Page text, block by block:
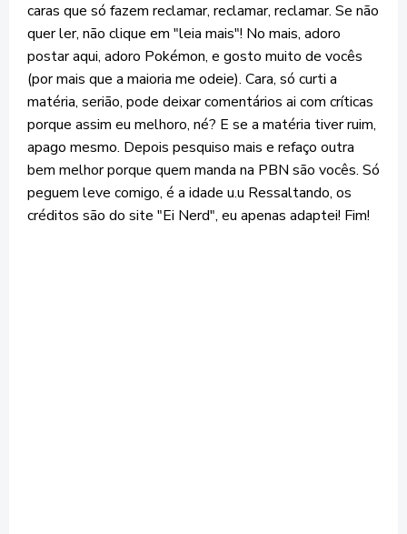
caras que só fazem reclamar, reclamar, reclamar. Se não
quer ler, não clique em "leia mais"! No mais, adoro
postar aqui, adoro Pokémon, e gosto muito de vocês
(por mais que a maioria me odeie). Cara, só curti a
matéria, serião, pode deixar comentários ai com críticas
porque assim eu melhoro, né? E se a matéria tiver ruim,
apago mesmo. Depois pesquiso mais e refaço outra
bem melhor porque quem manda na PBN são vocês. Só
peguem leve comigo, é a idade u.u Ressaltando, os
créditos são do site "Ei Nerd", eu apenas adaptei! Fim!